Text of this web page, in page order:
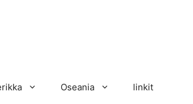
Oseania linkit